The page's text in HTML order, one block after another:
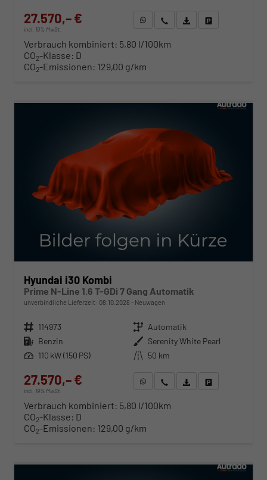
27.570,– €
incl. 19% MwSt.
WhatsApp anfragen
Wir rufen Sie anFahrzeugexposé (PDF)
Verbrauch kombiniert: 5,80 l/100km
CO2-Klasse: D
CO2-Emissionen: 129,00 g/km
Hyundai i30 Kombi
Prime N-Line 1.6 T-GDi 7 Gang Automatik
unverbindliche Lieferzeit: 08.10.2026 Neuwagen
Fahrzeugnr. 114973 Getriebe Automatik
Kraftstoff Benzin Außenfarbe Serenity White Pearl
Leistung 110 kW (150 PS) Kilometerstand 50 km
27.570,– €
incl. 19% MwSt.
WhatsApp anfragen
Wir rufen Sie anFahrzeugexposé (PDF)
Verbrauch kombiniert: 5,80 l/100km
CO2-Klasse: D
CO2-Emissionen: 129,00 g/km